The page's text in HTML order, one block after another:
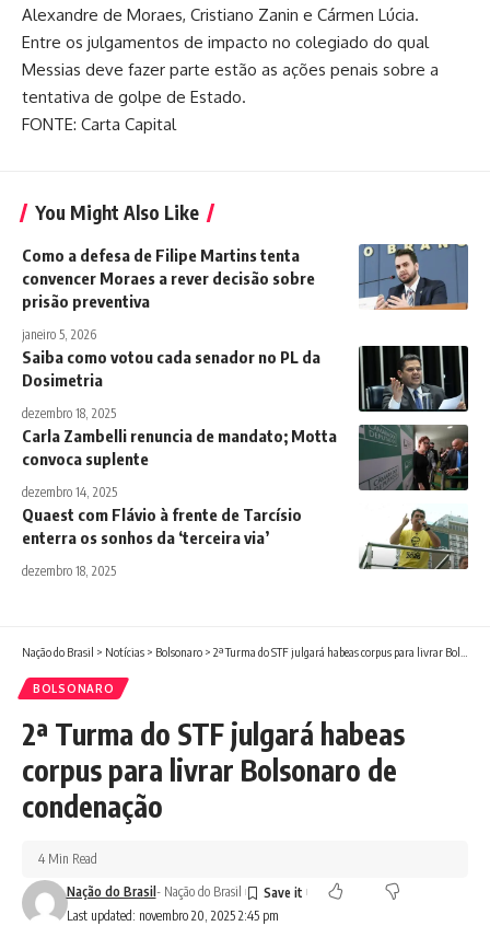
Alexandre de Moraes, Cristiano Zanin e Cármen Lúcia.
Entre os julgamentos de impacto no colegiado do qual
Messias deve fazer parte estão as ações penais sobre a
tentativa de golpe de Estado.
FONTE: Carta Capital
You Might Also Like
Como a defesa de Filipe Martins tenta
convencer Moraes a rever decisão sobre
prisão preventiva
janeiro 5, 2026
Saiba como votou cada senador no PL da
Dosimetria
dezembro 18, 2025
Carla Zambelli renuncia de mandato; Motta
convoca suplente
dezembro 14, 2025
Quaest com Flávio à frente de Tarcísio
enterra os sonhos da ‘terceira via’
dezembro 18, 2025
Nação do Brasil > Notícias > Bolsonaro > 2ª Turma do STF julgará habeas corpus para livrar Bolsonaro de condenação
BOLSONARO
2ª Turma do STF julgará habeas
corpus para livrar Bolsonaro de
condenação
Last updated: novembro 20, 2025 2:45 pm
Nação do Brasil- Nação do Brasil
4 Min Read